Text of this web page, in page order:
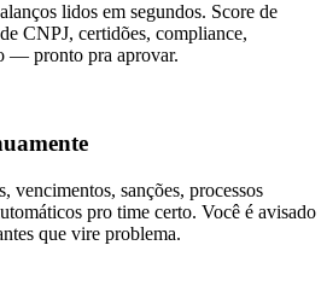
lidos em segundos. Score de
CNPJ, certidões, compliance,
— pronto pra aprovar.
vencimentos, sanções, processos
pro time certo. Você é avisado
que vire problema.